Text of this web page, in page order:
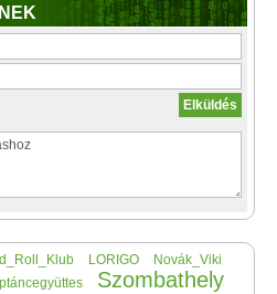
LORIGO
Novák_Viki
Szombathely